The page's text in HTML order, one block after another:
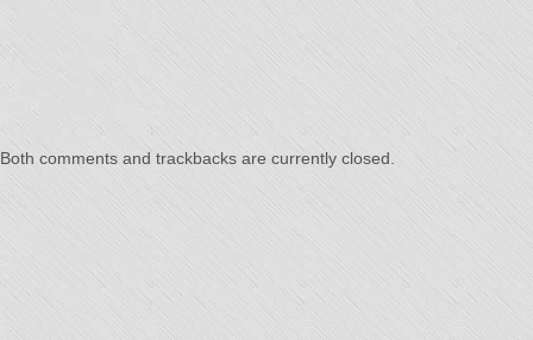
Praticiens
"L'Or du
Temps"
Both comments and trackbacks are currently closed.